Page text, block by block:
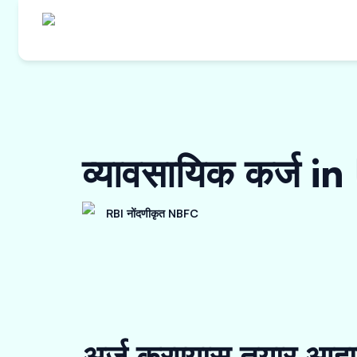
व्यावसायिक कर्ज
RBI नोंदणीकृत NBFC